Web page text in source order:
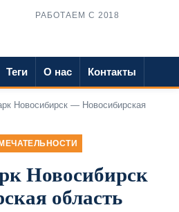
РАБОТАЕМ С 2018
Теги О нас Контакты
Новосибирск — Новосибирская
Новосибирск
область